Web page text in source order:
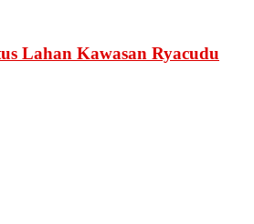
Lahan Kawasan Ryacudu